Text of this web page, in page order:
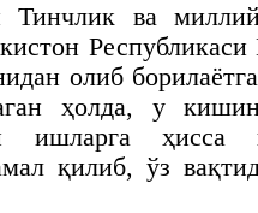
Тинчлик ва
Республикаси
олиб
ҳолда, у
ишларга ҳисса
қилиб, ўз